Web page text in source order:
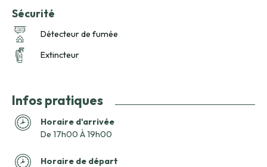
Sécurité
Détecteur de fumée
Extincteur
Infos pratiques
Horaire d'arrivée
De 17h00 À 19h00
Horaire de départ